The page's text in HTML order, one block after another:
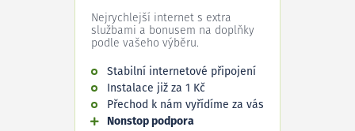
Nejrychlejší internet s extra
službami a bonusem na doplňky
podle vašeho výběru.
Stabilní internetové připojení
Instalace již za 1 Kč
Přechod k nám vyřídíme za vás
Nonstop podpora